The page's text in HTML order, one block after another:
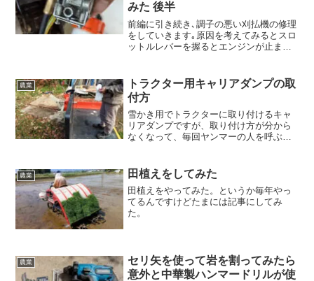
みた 後半
前編に引き続き､調子の悪い刈払機の修理
をしていきます｡原因を考えてみるとスロ
ットルレバーを握るとエンジンが止ま
ットルレバーに直接関わるキャブレター
がおかしいのでは...
農業
トラクター用キャリアダンプの取
付方
雪かき用でトラクターに取り付けるキャ
リアダンプですが、取り付け方が分から
なくなって、毎回ヤンマーの人を呼ぶこ
農業 田植えをしてみた
田植えをやってみた。というか毎年やっ
てるんですけどたまには記事にしてみ
た。
農業
セリ矢を使って岩を割ってみたら
意外と中華製ハンマードリルが使